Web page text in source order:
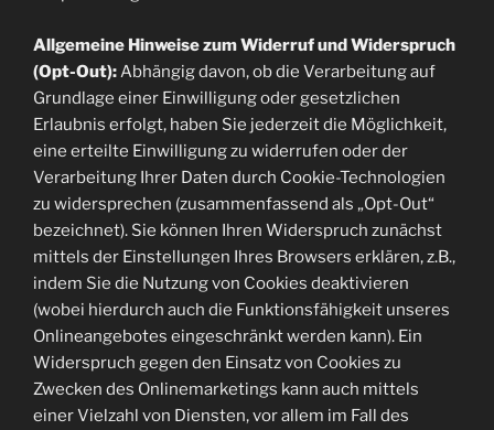
Allgemeine Hinweise zum Widerruf und Widerspruch
(Opt-Out): Abhängig davon, ob die Verarbeitung auf
Grundlage einer Einwilligung oder gesetzlichen
Erlaubnis erfolgt, haben Sie jederzeit die Möglichkeit,
eine erteilte Einwilligung zu widerrufen oder der
Verarbeitung Ihrer Daten durch Cookie-Technologien
zu widersprechen (zusammenfassend als „Opt-Out“
bezeichnet). Sie können Ihren Widerspruch zunächst
mittels der Einstellungen Ihres Browsers erklären, z.B.,
indem Sie die Nutzung von Cookies deaktivieren
(wobei hierdurch auch die Funktionsfähigkeit unseres
Onlineangebotes eingeschränkt werden kann). Ein
Widerspruch gegen den Einsatz von Cookies zu
Zwecken des Onlinemarketings kann auch mittels
einer Vielzahl von Diensten, vor allem im Fall des